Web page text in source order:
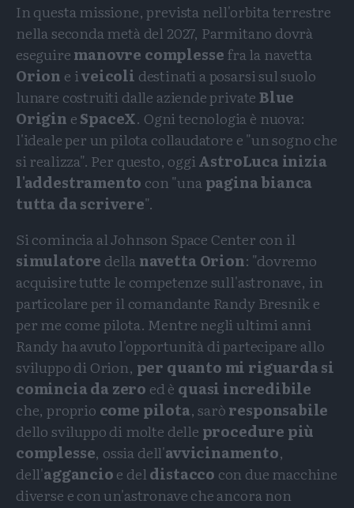
In questa missione, prevista nell'orbita terrestre
nella seconda metà del 2027, Parmitano dovrà
eseguiremanovre complessefra la navetta
Orion e iveicoli destinati a posarsi sul suolo
lunare costruiti dalle aziende privateBlue
Origin eSpaceX. Ogni tecnologia è nuova:
l'ideale per un pilota collaudatore e "un sogno che
si realizza". Per questo, oggiAstroLuca inizia
l'addestramento con "unapagina bianca
tutta da scrivere".
Si comincia al Johnson Space Center con il
simulatore dellanavetta Orion: "dovremo
acquisire tutte le competenze sull'astronave, in
particolare per il comandante Randy Bresnik e
per me come pilota. Mentre negli ultimi anni
Randy ha avuto l'opportunità di partecipare allo
sviluppo di Orion, per quanto mi riguarda si
comincia da zero ed è quasi incredibile
che, proprio come pilota, saròresponsabile
dello sviluppo di molte delle procedure più
complesse, ossia dell'avvicinamento,
dell'aggancioe deldistacco con due macchine
diverse e con un'astronave che ancora non